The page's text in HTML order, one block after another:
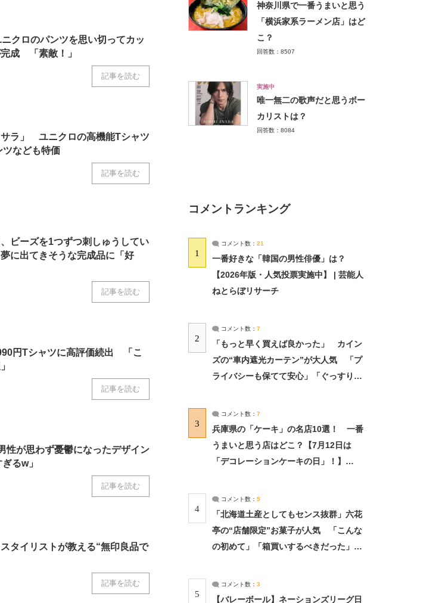
クロのパンツを思い切ってカッ
成 「素敵！」
記事を読む
サラ」 ユニクロの高機能Tシャツ
なども特価
記事を読む
ビーズを1つずつ刺しゅうしてい
出てきそうな完成品に「好
記事を読む
円Tシャツに高評価続出 「こ
記事を読む
が思わず憂鬱になったデザイン
るw」
記事を読む
タイリストが教える“無印良品で
記事を読む
神奈川県で一番うまいと思う
「横浜家系ラーメン店」はど
こ？
回答数：8507
実施中
唯一無二の歌声だと思うボー
カリストは？
回答数：8084
コメントランキング
1
コメント数： 21
一番好きな「韓国の男性俳優」は？
【2026年版・人気投票実施中】 | 芸能人
ねとらぼリサーチ
2
コメント数： 7
「もっと早く買えば良かった」 カイン
ズの“車内遮光カーテン”が大人気 「プ
ライバシーも保てて安心」「ぐっすり眠
3
コメント数： 7
兵庫県の「ケーキ」の名店10選！ 一番
うまいと思う店はどこ？【7月12日は
「デコレーションケーキの日」！】
4
コメント数： 5
「北海道土産としてもセンス抜群」六花
亭の“店舗限定”お菓子が人気 「こんな
の初めて」「箱買いするべきだった」
5
コメント数： 3
【バレーボール】ネーションズリーグ日